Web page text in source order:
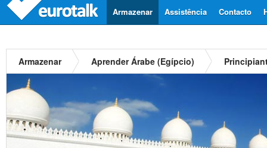
Contacto
Assistência
Armazenar
Armazenar Aprender Árabe (Egípcio)